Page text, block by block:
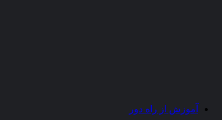
آموزش از راه دور